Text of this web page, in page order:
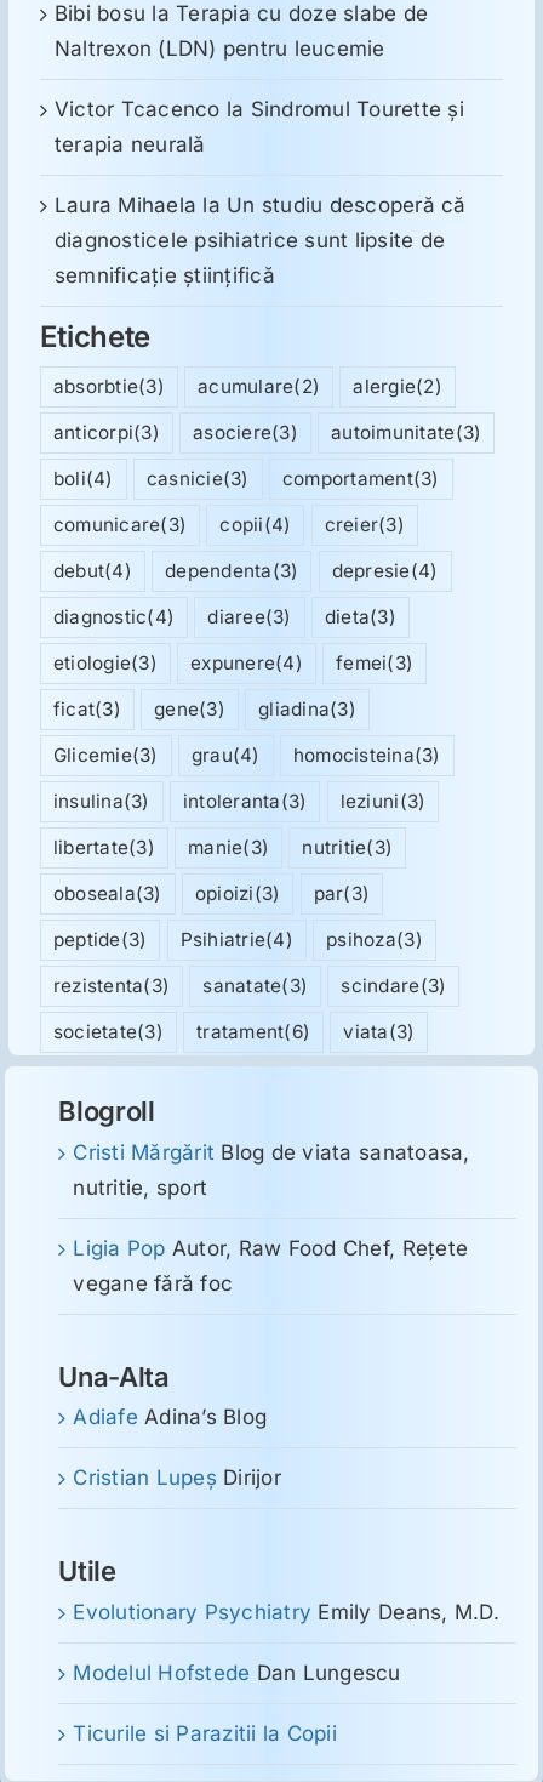
Bibi bosu laTerapia cu doze slabe de
Naltrexon (LDN) pentru leucemie
Victor Tcacenco la Sindromul Tourette şi
terapia neurală
Laura Mihaela la Un studiu descoperă că
diagnosticele psihiatrice sunt lipsite de
semnificație științifică
Etichete
absorbtie(3) acumulare(2) alergie(2)
anticorpi(3) asociere(3) autoimunitate(3)
boli(4) casnicie(3) comportament(3)
comunicare(3) copii(4) creier(3)
debut(4) dependenta(3) depresie(4)
diagnostic(4) diaree(3) dieta(3)
etiologie(3) expunere(4) femei(3)
ficat(3) gene(3) gliadina(3)
Glicemie(3) grau(4) homocisteina(3)
insulina(3) intoleranta(3) leziuni(3)
libertate(3) manie(3) nutritie(3)
oboseala(3) opioizi(3) par(3)
peptide(3) Psihiatrie(4) psihoza(3)
rezistenta(3) sanatate(3) scindare(3)
societate(3) tratament(6) viata(3)
Blogroll
Cristi Mărgărit Blog de viata sanatoasa,
nutritie, sport
Ligia Pop Autor, Raw Food Chef, Reţete
vegane fără foc
Una-Alta
Adiafe Adina’s Blog
Cristian Lupeş Dirijor
Utile
Evolutionary Psychiatry Emily Deans, M.D.
Modelul Hofstede Dan Lungescu
Ticurile si Parazitii la Copii